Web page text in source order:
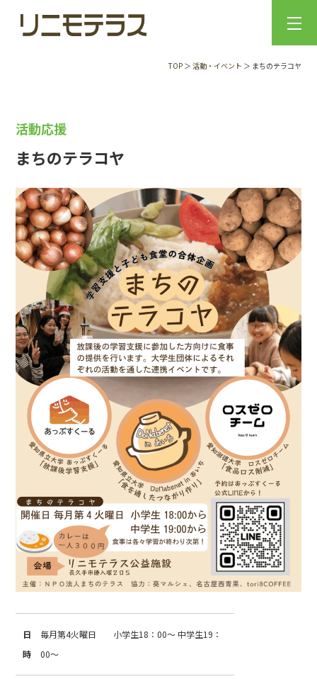
TOP＞ 活動・イベント ＞ まちのテラコヤ
活動応援
まちのテラコヤ
日
時
毎月第4火曜日 小学生18：00～ 中学生19：
00～